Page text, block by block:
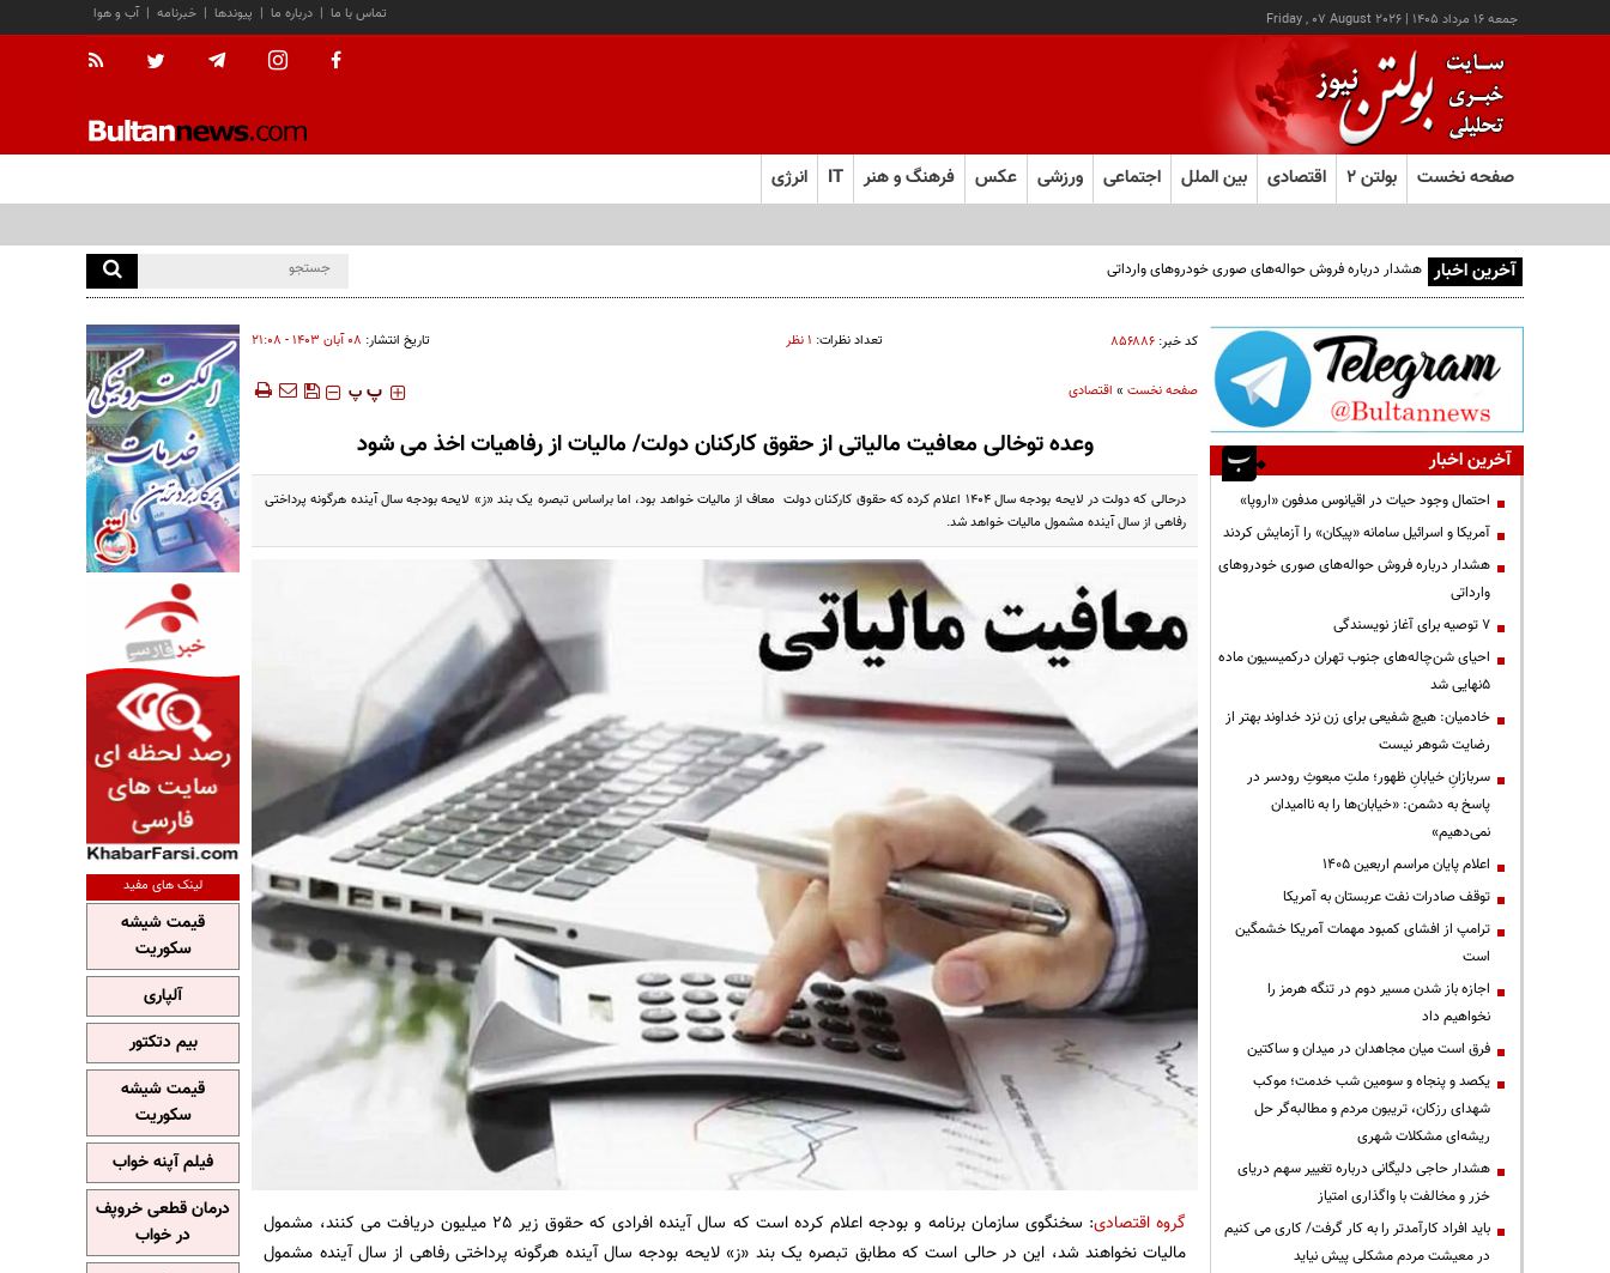
جمعه ۱۶ مرداد ۱۴۰۵ |
Friday , 07 August 2026 آب و هوا | خبرنامه | پیوندها | درباره ما | تماس با ما
صفحه نخست بولتن ۲ اقتصادی بین الملل اجتماعی ورزشی عکس فرهنگ و هنر IT انرژی
آخرین اخبار هشدار درباره فروش حواله‌های صوری خودروهای وارداتی
کد خبر: ۸۵۶۸۸۶ تعداد نظرات: ۱ نظر تاریخ انتشار: ۰۸ آبان ۱۴۰۳ - ۲۱:۰۸
صفحه نخست» اقتصادی ‍‍‍ پ پ
وعده توخالی معافیت مالیاتی از حقوق کارکنان دولت/ مالیات از رفاهیات اخذ می شود
درحالی که دولت در لایحه بودجه سال 1404 اعلام کرده که حقوق کارکنان دولت معاف از مالیات خواهد بود، اما براساس تبصره یک بند «ز» لایحه بودجه سال آینده هرگونه پرداختی
رفاهی از سال آینده مشمول مالیات خواهد شد.
گروه اقتصادی
: سخنگوی سازمان برنامه و بودجه اعلام کرده است که سال آینده افرادی که حقوق زیر 25 میلیون دریافت می کنند، مشمول
مالیات نخواهند شد، این در حالی است که مطابق تبصره یک بند «ز» لایحه بودجه سال آینده هرگونه پرداختی رفاهی از سال آینده مشمول
آخرین اخبار
احتمال وجود حیات در اقیانوس مدفون «اروپا»
آمریکا و اسرائیل سامانه «پیکان» را آزمایش کردند
هشدار درباره فروش حواله‌های صوری خودروهای
وارداتی
۷ توصیه برای آغاز نویسندگی
احیای شن‌چاله‌های جنوب تهران درکمیسیون ماده
۵نهایی شد
خادمیان: هیچ شفیعی برای زن نزد خداوند بهتر از
رضایت شوهر نیست
سربازانِ خیابانِ ظهور؛ ملتِ مبعوثِ رودسر در
پاسخ به دشمن: «خیابان‌ها را به ناامیدان
نمی‌دهیم»
اعلام پایان مراسم اربعین ۱۴۰۵
توقف صادرات نفت عربستان به آمریکا
ترامپ از افشای کمبود مهمات آمریکا خشمگین
است
اجازه باز شدن مسیر دوم در تنگه هرمز را
نخواهیم داد
فرق است میان مجاهدان در میدان و ساکتین
یکصد و پنجاه و سومین شب خدمت؛ موکب
شهدای رزکان، تریبون مردم و مطالبه‌گر حل
ریشه‌ای مشکلات شهری
هشدار حاجی دلیگانی درباره تغییر سهم دریای
خزر و مخالفت با واگذاری امتیاز
باید افراد کارآمدتر را به کار گرفت/ کاری می کنیم
در معیشت مردم مشکلی پیش نیاید
لینک های مفید
قیمت شیشه
سکوریت
آلپاری
بیم دتکتور
قیمت شیشه
سکوریت
فیلم آپنه خواب
درمان قطعی خروپف
در خواب